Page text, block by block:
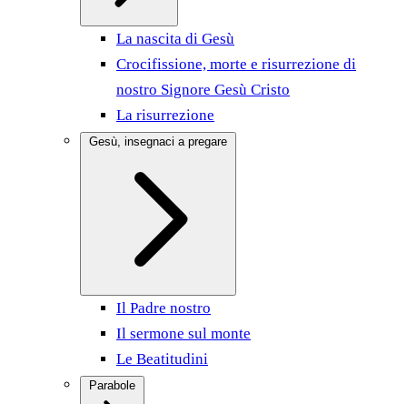
La nascita di Gesù
Crocifissione, morte e risurrezione di
nostro Signore Gesù Cristo
La risurrezione
Il Padre nostro
Il sermone sul monte
Le Beatitudini